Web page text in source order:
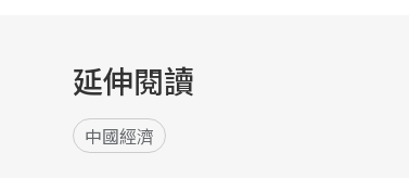
延伸閱讀
中國經濟